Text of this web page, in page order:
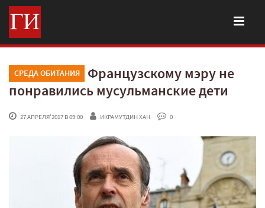
СРЕДА ОБИТАНИЯ
Французскому мэру не
понравились мусульманские дети
27 АПРЕЛЯ'2017 В 09:00 ИКРАМУТДИН ХАН 0